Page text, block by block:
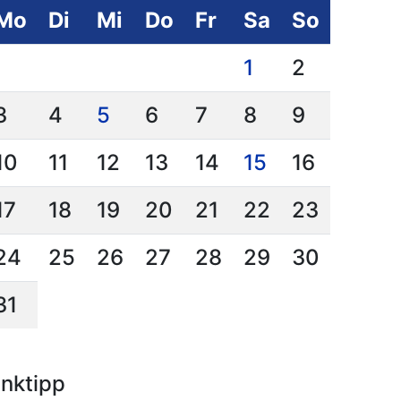
Di Mi Do Fr Sa
So
1
2
4 5 6 7 8
9
11 12 13 14 15
16
18 19 20 21 22
23
25 26 27 28 29
30